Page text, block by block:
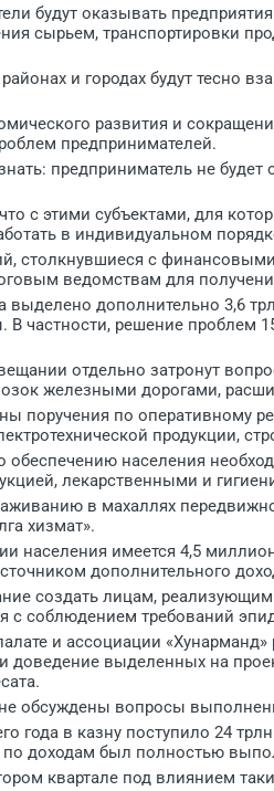
будут оказывать
сырьем, транспортировки
и городах будут тесно
развития и
предпринимателей.
предприниматель не будет
с этими субъектами, для
в индивидуальном
столкнувшиеся с
ведомствам для
выделено дополнительно 3,6
В частности, решение
отдельно затронут
железными дорогами,
поручения по оперативному
продукции,
обеспечению населения
лекарственными и
в махаллях
хизмат».
населения имеется 4,5
дополнительного
создать лицам,
с соблюдением требований
и ассоциации
доведение выделенных на
обсуждены вопросы
года в казну поступило 24
по доходам был полностью
квартале под влиянием